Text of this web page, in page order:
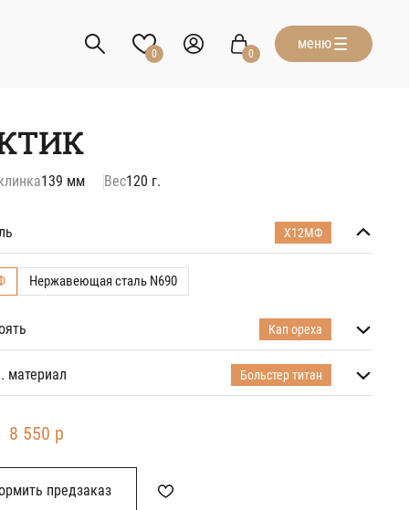
0 0
меню
139 мм Вес120 г.
Х12МФ
Нержавеющая сталь N690
Кап ореха
материал Больстер титан
8 550 р
предзаказ